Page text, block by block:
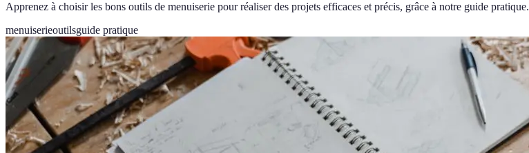
Apprenez à choisir les bons outils de menuiserie pour réaliser des projets efficaces et précis, grâce à notre guide pratique.
menuiserieoutilsguide pratique